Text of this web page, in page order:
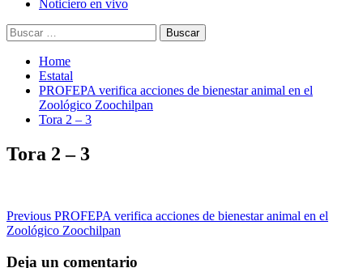
Noticiero en vivo
Buscar:
Home
Estatal
PROFEPA verifica acciones de bienestar animal en el
Zoológico Zoochilpan
Tora 2 – 3
Tora 2 – 3
Post
navigation
Previous PROFEPA verifica acciones de bienestar animal en el
Zoológico Zoochilpan
Deja un comentario